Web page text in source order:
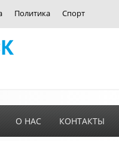
Политика Спорт
О НАС КОНТАКТЫ